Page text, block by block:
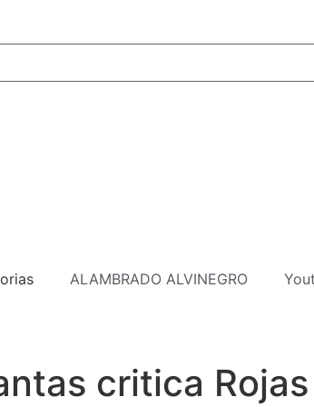
ALAMBRADO ALVINEGRO
critica Rojas